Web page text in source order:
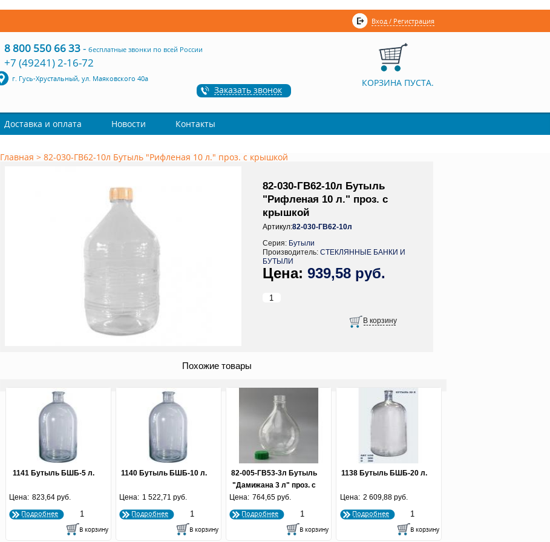
Вход / Регистрация
8 800 550 66 33- бесплатные звонки по всей России
+7 (49241) 2-16-72
г. Гусь-Хрустальный, ул. Маяковского 40а
Заказать звонок
КОРЗИНА ПУСТА.
Доставка и оплата Новости Контакты
Главная > 82-030-ГВ62-10л Бутыль "Рифленая 10 л." проз. с крышкой
82-030-ГВ62-10л Бутыль
"Рифленая 10 л." проз. с
крышкой
Артикул:82-030-ГВ62-10л
Серия: Бутыли
Производитель: СТЕКЛЯННЫЕ БАНКИ И
БУТЫЛИ
939,58 руб.
Похожие товары
1141 Бутыль БШБ-5 л.
Цена: 823,64 руб.
Подробнее
1140 Бутыль БШБ-10 л.
Цена: 1 522,71 руб.
Подробнее
82-005-ГВ53-3л Бутыль
"Дамижана 3 л" проз. с
крышкой
Цена: 764,65 руб.
Подробнее
1138 Бутыль БШБ-20 л.
Цена: 2 609,88 руб.
Подробнее